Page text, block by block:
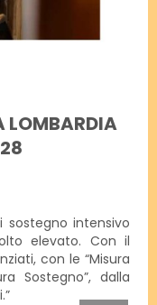
LOMBARDIA
sostegno intensivo
elevato. Con il
con le “Misura
Sostegno”, dalla